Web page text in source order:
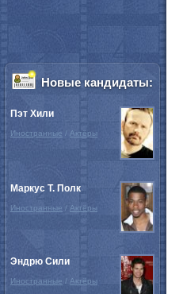
Новые кандидаты:
Пэт Хили
Иностранные / Актёры
Маркус Т. Полк
Иностранные / Актёры
Эндрю Сили
Иностранные / Актёры